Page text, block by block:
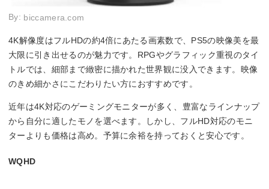
By: biccamera.com
4K解像度はフルHDの約4倍にあたる画素数で、PS5の映像美を最
大限に引き出せるのが魅力です。RPGやグラフィック重視のタイ
トルでは、細部まで緻密に描かれた世界観に没入できます。映像
のきめ細かさにこだわりたい方におすすめです。
近年は4K対応のゲーミングモニターが多く、豊富なラインナップ
から自分に適したモノを選べます。しかし、フルHD対応のモニ
ターよりも価格は高め。予算に余裕を持っておくと安心です。
WQHD